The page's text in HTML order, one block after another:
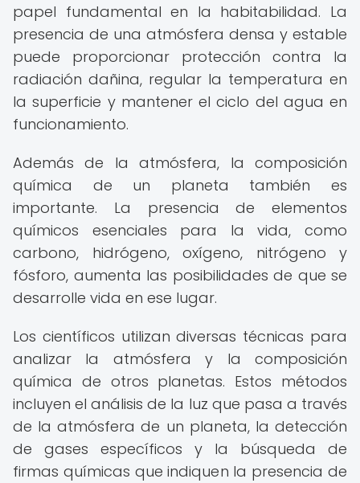
papel fundamental en la habitabilidad. La
presencia de una atmósfera densa y estable
puede proporcionar protección contra la
radiación dañina, regular la temperatura en
la superficie y mantener el ciclo del agua en
funcionamiento.
Además de la atmósfera, la composición
química de un planeta también es
importante. La presencia de elementos
químicos esenciales para la vida, como
carbono, hidrógeno, oxígeno, nitrógeno y
fósforo, aumenta las posibilidades de que se
desarrolle vida en ese lugar.
Los científicos utilizan diversas técnicas para
analizar la atmósfera y la composición
química de otros planetas. Estos métodos
incluyen el análisis de la luz que pasa a través
de la atmósfera de un planeta, la detección
de gases específicos y la búsqueda de
firmas químicas que indiquen la presencia de